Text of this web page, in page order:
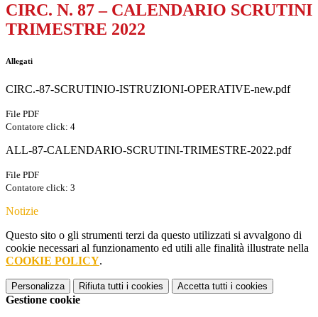
CIRC. N. 87 – CALENDARIO SCRUTINI
TRIMESTRE 2022
Allegati
CIRC.-87-SCRUTINIO-ISTRUZIONI-OPERATIVE-new.pdf
File PDF
Contatore click: 4
ALL-87-CALENDARIO-SCRUTINI-TRIMESTRE-2022.pdf
File PDF
Contatore click: 3
Notizie
Questo sito o gli strumenti terzi da questo utilizzati si avvalgono di
cookie necessari al funzionamento ed utili alle finalità illustrate nella
COOKIE POLICY.
Personalizza Rifiuta tutti i cookies Accetta tutti i cookies
Gestione cookie